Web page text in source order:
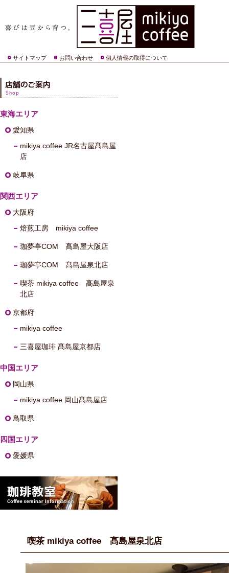
サイトマップ お問い合わせ 個人情報の取得について
喫茶 mikiya coffee 髙島屋泉北店
東海エリア
愛知県
mikiya coffee JR名古屋髙島屋
店
岐阜県
関西エリア
大阪府
焙煎工房 mikiya coffee
珈夢亭COM 髙島屋大阪店
珈夢亭COM 髙島屋泉北店
喫茶 mikiya coffee 髙島屋泉
北店
京都府
mikiya coffee
三喜屋珈琲 髙島屋京都店
中国エリア
岡山県
mikiya coffee 岡山髙島屋店
鳥取県
四国エリア
愛媛県